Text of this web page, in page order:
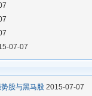
07-07
股与黑马股 2015-07-07